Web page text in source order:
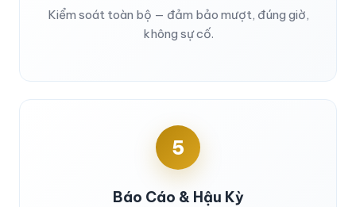
Kiểm soát toàn bộ — đảm bảo mượt, đúng giờ,
không sự cố.
5
Báo Cáo & Hậu Kỳ